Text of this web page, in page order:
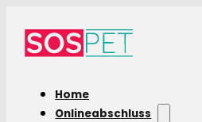
Home
Onlineabschluss